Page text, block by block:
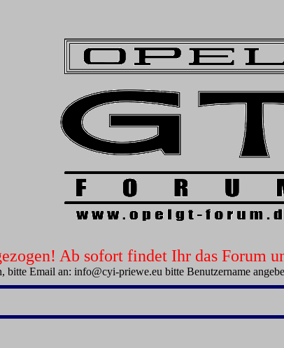
Ab sofort findet Ihr das Forum
bitte Email an: info@cyi-priewe.eu bitte Benutzername